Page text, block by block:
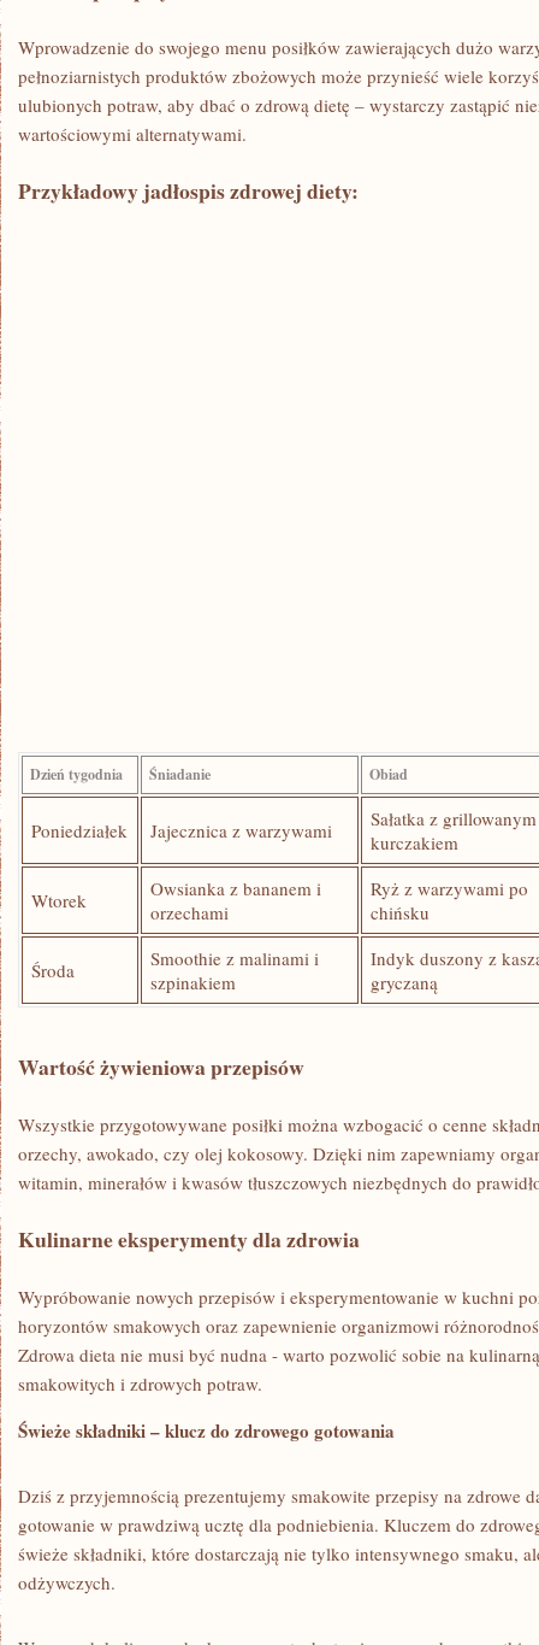
Wprowadzenie do swojego menu⁢ posiłków⁤ zawierających dużo
pełnoziarnistych produktów‍ zbożowych może przynieść ​wiele
ulubionych potraw, aby dbać‌ o zdrową ⁤dietę⁤ – wystarczy zastąpić
wartościowymi alternatywami.
Przykładowy jadłospis ⁤zdrowej ​diety:
Dzień tygodnia Śniadanie Obiad
Poniedziałek Jajecznica z warzywami
Sałatka z grillowanym
kurczakiem
Wtorek
Owsianka z bananem i
‌orzechami
Ryż z ⁤warzywami po
chińsku
Środa
Smoothie​ z malinami⁣ i
⁣szpinakiem
Indyk ‌duszony z
gryczaną
Wartość żywieniowa przepisów
Wszystkie⁣ przygotowywane ‍posiłki‍ można⁤ wzbogacić o cenne
orzechy, awokado,​ czy⁣ olej ⁤kokosowy. Dzięki nim zapewniamy
witamin, minerałów i ​kwasów tłuszczowych ⁢niezbędnych do
Kulinarne eksperymenty dla zdrowia
Wypróbowanie nowych przepisów i ​eksperymentowanie ‍w kuchni
horyzontów smakowych oraz‍ zapewnienie organizmowi
Zdrowa dieta nie musi być nudna ‌- ‍warto pozwolić sobie na
smakowitych i zdrowych potraw.
Świeże‌ składniki – ⁣klucz do ⁢zdrowego ⁢gotowania
Dziś z przyjemnością prezentujemy ⁣smakowite przepisy⁣ na zdrowe
gotowanie ⁤w prawdziwą ucztę dla podniebienia. Kluczem do​
świeże⁤ składniki, które dostarczają nie⁢ tylko intensywnego smaku,
‍odżywczych.